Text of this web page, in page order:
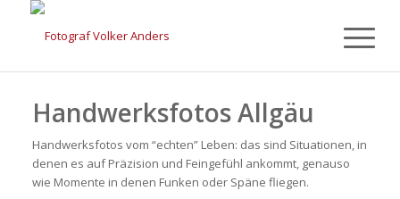
Handwerksfotos Allgäu
Handwerksfotos vom “echten” Leben: das sind Situationen, in
denen es auf Präzision und Feingefühl ankommt, genauso
wie Momente in denen Funken oder Späne fliegen.